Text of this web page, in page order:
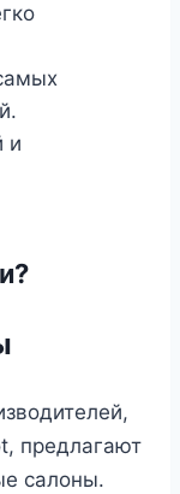
и
предлагают
салоны.